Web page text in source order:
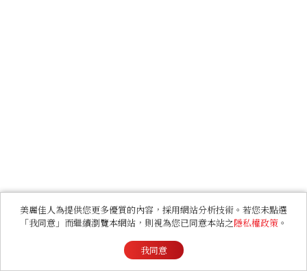
美麗佳人為提供您更多優質的內容，採用網站分析技術。若您未點選
「我同意」而繼續瀏覽本網站，則視為您已同意本站之隱私權政策 。
我同意